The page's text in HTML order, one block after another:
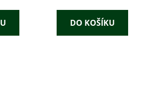
DO KOŠÍKU